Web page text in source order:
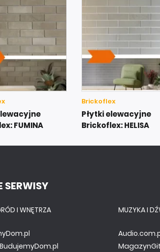
FUMINA
Brickoflex
Płytki elewacyjne
Brickoflex: HELISA
SERWISY
I WNĘTRZA MUZYKA I